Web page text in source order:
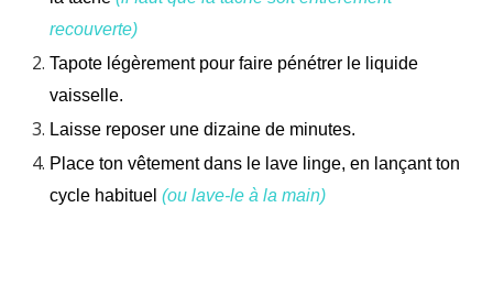
recouverte)
Tapote légèrement pour faire pénétrer le liquide
vaisselle.
Laisse reposer une dizaine de minutes.
Place ton vêtement dans le lave linge, en lançant ton
cycle habituel (ou lave-le à la main)